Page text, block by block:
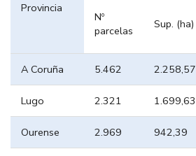
Provincia
Nº
parcelas
Sup. (ha)
A Coruña 5.462 2.258,57
Lugo 2.321 1.699,63
Ourense 2.969 942,39